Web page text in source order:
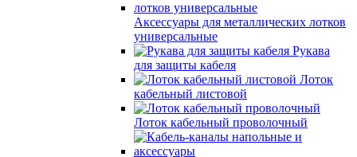
Аксессуары для металлических лотков
универсальные
Рукава
для защиты кабеля
Лоток
кабельный листовой
Лоток кабельный проволочный